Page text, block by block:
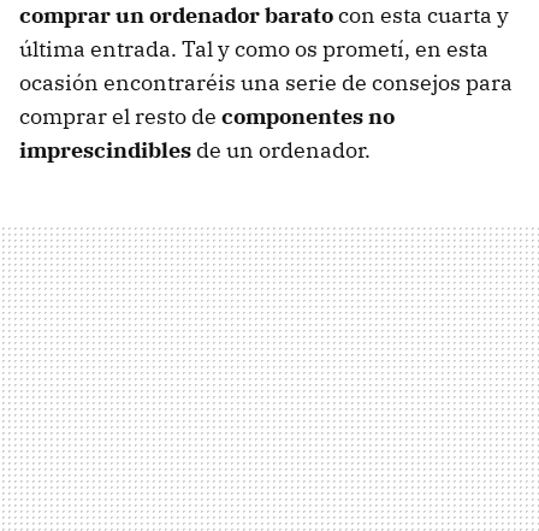
comprar un ordenador baratocon esta cuarta y
última entrada. Tal y como os prometí, en esta
ocasión encontraréis una serie de consejos para
comprar el resto de componentes no
imprescindibles de un ordenador.